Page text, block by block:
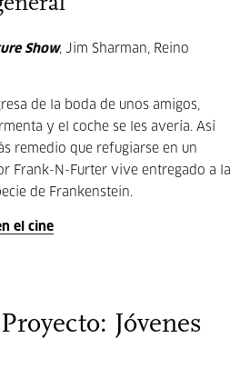
Show, Jim Sharman, Reino
de la boda de unos amigos,
y el coche se les avería. Así
remedio que refugiarse en un
Frank-N-Furter vive entregado a la
de Frankenstein.
el cine
Jóvenes